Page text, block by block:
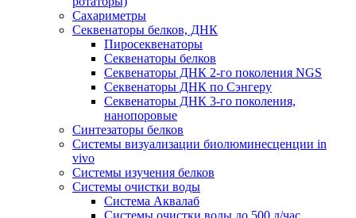
Сахариметры
Секвенаторы белков, ДНК
Пиросеквенаторы
Секвенаторы белков
Секвенаторы ДНК 2-го поколения NGS
Секвенаторы ДНК по Сэнгеру
Секвенаторы ДНК 3-го поколения,
нанопоровые
Синтезаторы белков
Системы визуализации биолюминесценции in
vivo
Системы изучения белков
Системы очистки воды
Система Аквалаб
Системы очистки воды до 500 л/час